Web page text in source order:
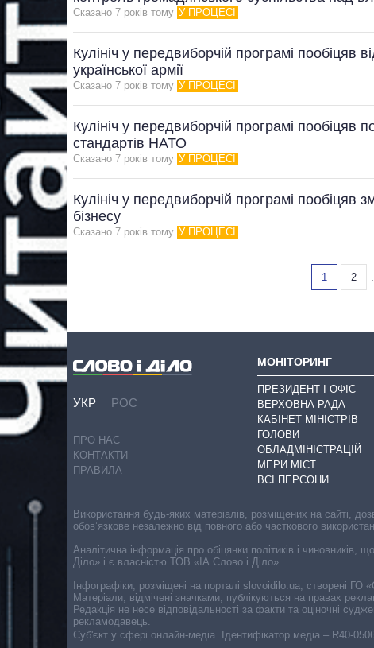
Сказано 7 рокiв тому У ПРОЦЕСІ
Кулініч у передвиборчій програмі пообіцяв
української армії
Сказано 7 рокiв тому У ПРОЦЕСІ
Кулініч у передвиборчій програмі пообіцяв
стандартів НАТО
Сказано 7 рокiв тому У ПРОЦЕСІ
Кулініч у передвиборчій програмі
бізнесу
Сказано 7 рокiв тому У ПРОЦЕСІ
1 2
УКР РОС
ПРО НАС
КОНТАКТИ
ПРАВИЛА
МОНІТОРИНГ
ПРЕЗИДЕНТ І ОФІС
ВЕРХОВНА РАДА
КАБІНЕТ МІНІСТРІВ
ГОЛОВИ
ОБЛАДМІНІСТРАЦІЙ
МЕРИ МІСТ
ВСІ ПЕРСОНИ
Cуб'єкт у сфері онлайн-медіа. Ідентифікатор медіа – R40-
Використання будь-яких матеріалів, розміщених на сайті,
обов’язкове незалежно від повного або часткового
Аналітична інформація про обіцянки політиків і
Діло» і є власністю ТОВ «ІА Слово і Діло».
Інфографіки, розміщені на порталі slovoidilo.ua, створені
Матеріали, відмічені значками, публікуються на правах
Редакція не несе відповідальності за факти та оціночні
рекламодавець.